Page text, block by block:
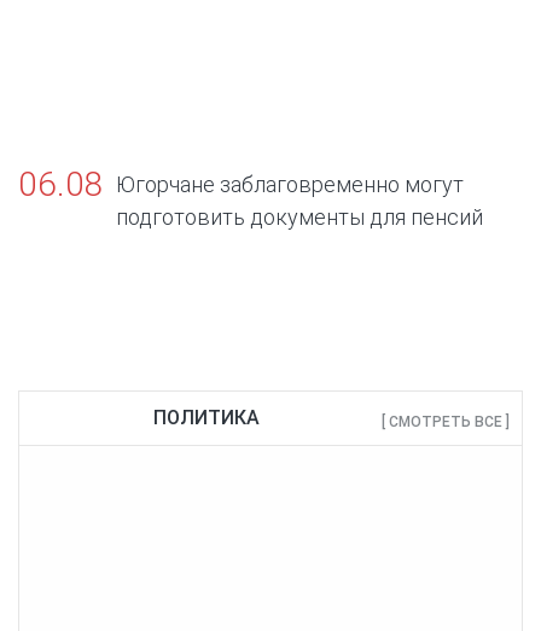
06.08
Югорчане заблаговременно могут
подготовить документы для пенсий
ПОЛИТИКА [ СМОТРЕТЬ ВСЕ ]